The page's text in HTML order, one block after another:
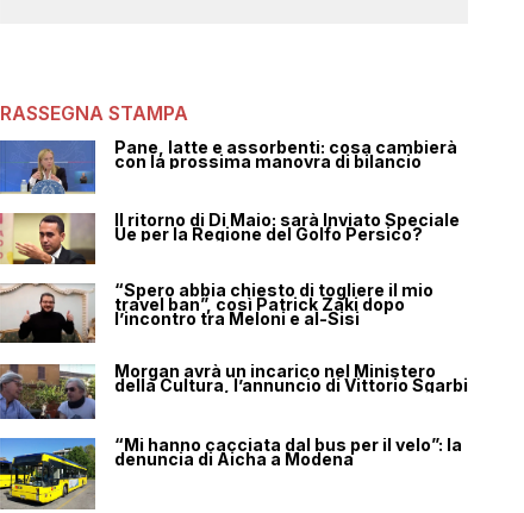
RASSEGNA STAMPA
Pane, latte e assorbenti: cosa cambierà
con la prossima manovra di bilancio
Il ritorno di Di Maio: sarà Inviato Speciale
Ue per la Regione del Golfo Persico?
“Spero abbia chiesto di togliere il mio
travel ban”, così Patrick Zaki dopo
l’incontro tra Meloni e al-Sisi
Morgan avrà un incarico nel Ministero
della Cultura, l’annuncio di Vittorio Sgarbi
“Mi hanno cacciata dal bus per il velo”: la
denuncia di Aicha a Modena